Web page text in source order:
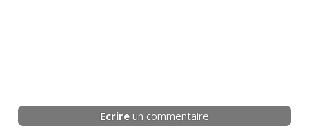
Ecrire un commentaire